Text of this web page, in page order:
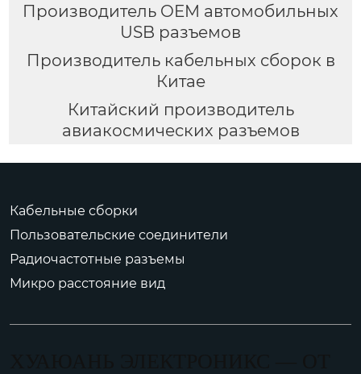
Производитель OEM автомобильных
USB разъемов
Производитель кабельных сборок в
Китае
Китайский производитель
авиакосмических разъемов
Кабельные сборки
Пользовательские соединители
Радиочастотные разъемы
Микро расстояние вид